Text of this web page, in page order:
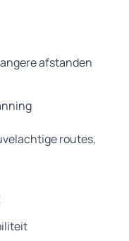
afstanden
routes,